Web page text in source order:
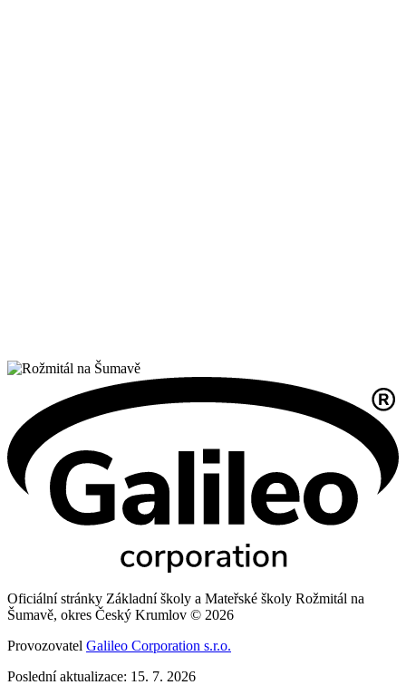
Oficiální stránky Základní školy a Mateřské školy Rožmitál na
Šumavě, okres Český Krumlov © 2026
Provozovatel Galileo Corporation s.r.o.
Poslední aktualizace: 15. 7. 2026